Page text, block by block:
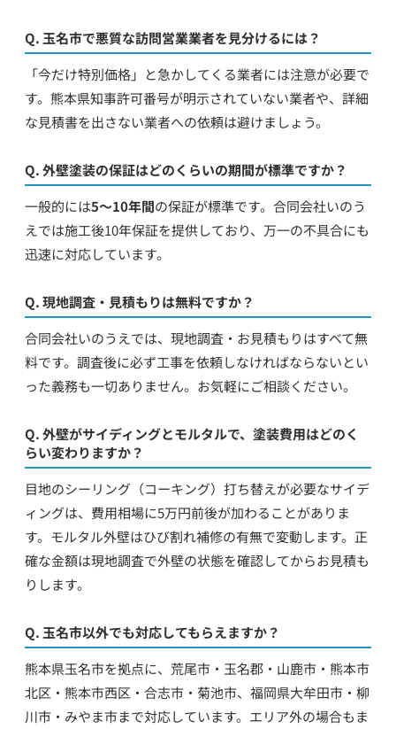
Q. 玉名市で悪質な訪問営業業者を見分けるには？
「今だけ特別価格」と急かしてくる業者には注意が必要で
す。熊本県知事許可番号が明示されていない業者や、詳細
な見積書を出さない業者への依頼は避けましょう。
Q. 外壁塗装の保証はどのくらいの期間が標準ですか？
一般的には5〜10年間の保証が標準です。合同会社いのう
えでは施工後10年保証を提供しており、万一の不具合にも
迅速に対応しています。
Q. 現地調査・見積もりは無料ですか？
合同会社いのうえでは、現地調査・お見積もりはすべて無
料です。調査後に必ず工事を依頼しなければならないとい
った義務も一切ありません。お気軽にご相談ください。
Q. 外壁がサイディングとモルタルで、塗装費用はどのく
らい変わりますか？
目地のシーリング（コーキング）打ち替えが必要なサイデ
ィングは、費用相場に5万円前後が加わることがありま
す。モルタル外壁はひび割れ補修の有無で変動します。正
確な金額は現地調査で外壁の状態を確認してからお見積も
りします。
Q. 玉名市以外でも対応してもらえますか？
熊本県玉名市を拠点に、荒尾市・玉名郡・山鹿市・熊本市
北区・熊本市西区・合志市・菊池市、福岡県大牟田市・柳
川市・みやま市まで対応しています。エリア外の場合もま